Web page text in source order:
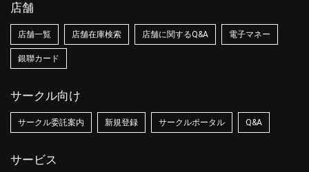
店舗
店舗一覧 店舗在庫検索 店舗に関するQ&A 電子マネー
銀聯カード
サークル向け
サークル委託案内 新規登録 サークルポータル Q&A
サービス